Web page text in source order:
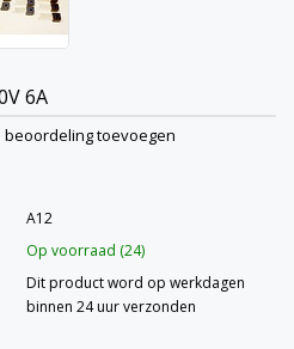
6A
beoordeling toevoegen
A12
Op voorraad (24)
Dit product word op werkdagen
binnen 24 uur verzonden